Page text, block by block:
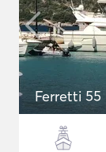
Ferretti 55